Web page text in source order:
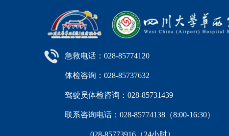
急救电话：028-85774120
体检咨询：028-85737632
驾驶员体检咨询：028-85731439
联系咨询电话：028-85774138（8:00-16:30）